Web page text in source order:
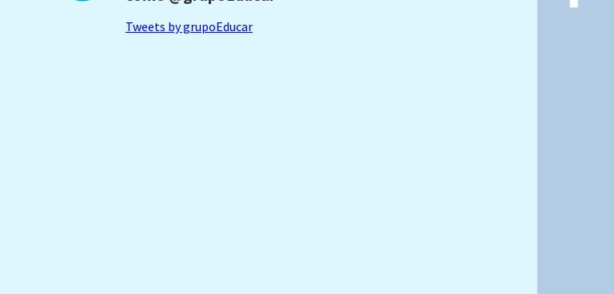
Tweets by grupoEducar